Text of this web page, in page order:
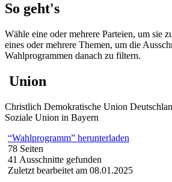
So geht's
Wähle eine oder mehrere Parteien, um sie
eines oder mehrere Themen, um die
Wahlprogrammen danach zu filtern.
Union
Christlich Demokratische Union
Soziale Union in Bayern
“Wahlprogramm” herunterladen
78 Seiten
41 Ausschnitte gefunden
Zuletzt bearbeitet am 08.01.2025